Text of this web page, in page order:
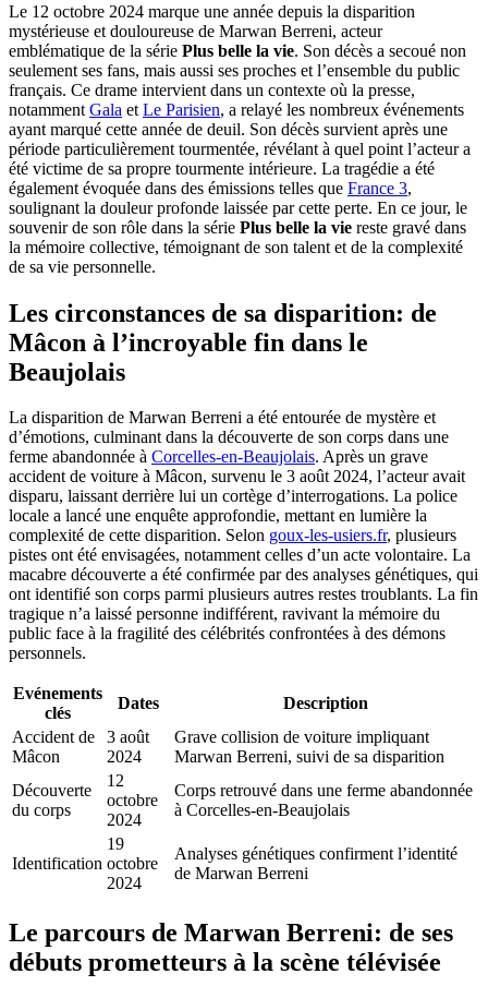
Le 12 octobre 2024 marque une année depuis la disparition
mystérieuse et douloureuse de Marwan Berreni, acteur
emblématique de la série Plus belle la vie. Son décès a secoué non
seulement ses fans, mais aussi ses proches et l’ensemble du public
français. Ce drame intervient dans un contexte où la presse,
notamment Gala et Le Parisien, a relayé les nombreux événements
ayant marqué cette année de deuil. Son décès survient après une
période particulièrement tourmentée, révélant à quel point l’acteur a
été victime de sa propre tourmente intérieure. La tragédie a été
également évoquée dans des émissions telles que France 3,
soulignant la douleur profonde laissée par cette perte. En ce jour, le
souvenir de son rôle dans la série Plus belle la vie reste gravé dans
la mémoire collective, témoignant de son talent et de la complexité
de sa vie personnelle.
Les circonstances de sa disparition: de
Mâcon à l’incroyable fin dans le
Beaujolais
La disparition de Marwan Berreni a été entourée de mystère et
d’émotions, culminant dans la découverte de son corps dans une
ferme abandonnée à Corcelles-en-Beaujolais. Après un grave
accident de voiture à Mâcon, survenu le 3 août 2024, l’acteur avait
disparu, laissant derrière lui un cortège d’interrogations. La police
locale a lancé une enquête approfondie, mettant en lumière la
complexité de cette disparition. Selon goux-les-usiers.fr, plusieurs
pistes ont été envisagées, notamment celles d’un acte volontaire. La
macabre découverte a été confirmée par des analyses génétiques, qui
ont identifié son corps parmi plusieurs autres restes troublants. La fin
tragique n’a laissé personne indifférent, ravivant la mémoire du
public face à la fragilité des célébrités confrontées à des démons
personnels.
Evénements
clés
Dates
Description
Accident de
Mâcon
3 août
2024
Grave collision de voiture impliquant
Marwan Berreni, suivi de sa disparition
Découverte
du corps
12
octobre
2024
Corps retrouvé dans une ferme abandonnée
à Corcelles-en-Beaujolais
Identification
19
octobre
2024
Analyses génétiques confirment l’identité
de Marwan Berreni
Le parcours de Marwan Berreni: de ses
débuts prometteurs à la scène télévisée